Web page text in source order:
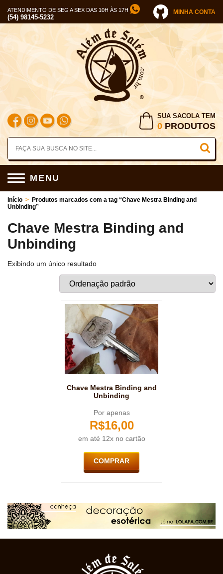
ATENDIMENTO DE SEG A SEX DAS 10H ÀS 17H
(54) 98145-5232
MINHA CONTA
SUA SACOLA TEM
0 PRODUTOS
MENU
Início > Produtos marcados com a tag “Chave Mestra Binding and
Unbinding”
Chave Mestra Binding and
Unbinding
Exibindo um único resultado
Chave Mestra Binding and
Unbinding
Por apenas
R$16,00
em até 12x no cartão
COMPRAR